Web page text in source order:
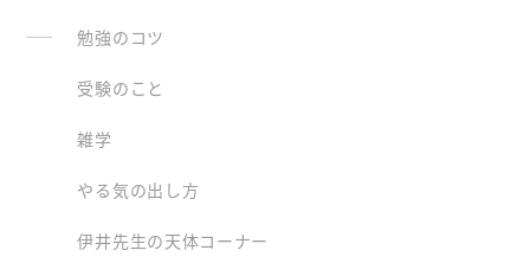
勉強のコツ
受験のこと
雑学
やる気の出し方
伊井先生の天体コーナー